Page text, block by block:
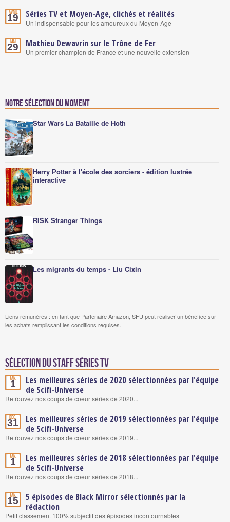
Avril
19 Séries TV et Moyen-Age, clichés et réalités
Un indispensable pour les amoureux du Moyen-Age
Mai
29 Mathieu Dewavrin sur le Trône de Fer
Un premier champion de France et une nouvelle extension
Notre sélection du moment
Star Wars La Bataille de Hoth
Herry Potter à l'école des sorciers - édition lustrée
interactive
RISK Stranger Things
Les migrants du temps - Liu Cixin
Liens rémunérés : en tant que Partenaire Amazon, SFU peut réaliser un bénéfice sur
les achats remplissant les conditions requises.
Sélection du staff Séries TV
Jan.
1
Les meilleures séries de 2020 sélectionnées par l'équipe
de Scifi-Universe
Retrouvez nos coups de coeur séries de 2020...
Déc.
31
Les meilleures séries de 2019 sélectionnées par l'équipe
de Scifi-Universe
Retrouvez nos coups de coeur séries de 2019...
Jan.
1
Les meilleures séries de 2018 sélectionnées par l'équipe
de Scifi-Universe
Retrouvez nos coups de coeur séries de 2018...
Jan.
15
5 épisodes de Black Mirror sélectionnés par la
rédaction
Petit classement 100% subjectif des épisodes incontournables